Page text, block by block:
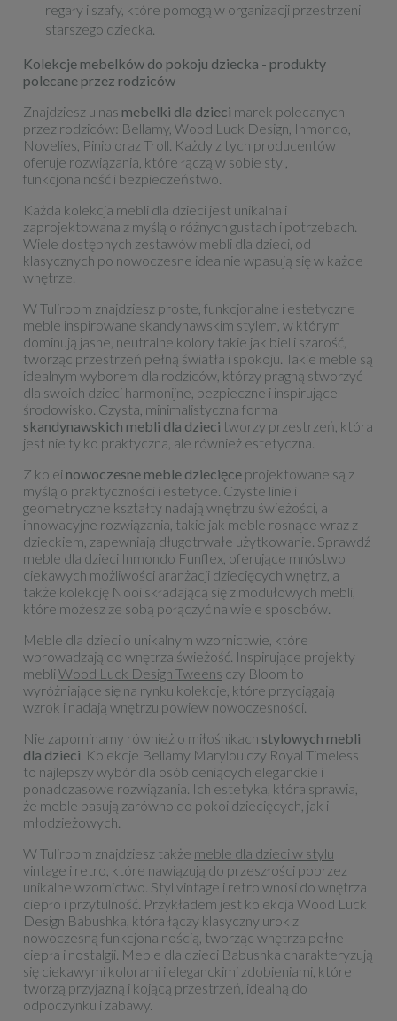
regały i szafy, które pomogą w organizacji przestrzeni
starszego dziecka.
Kolekcje mebelków do pokoju dziecka - produkty
polecane przez rodziców
Znajdziesz u nas mebelki dla dzieci marek polecanych
przez rodziców: Bellamy, Wood Luck Design, Inmondo,
Novelies, Pinio oraz Troll. Każdy z tych producentów
oferuje rozwiązania, które łączą w sobie styl,
funkcjonalność i bezpieczeństwo.
Każda kolekcja mebli dla dzieci jest unikalna i
zaprojektowana z myślą o różnych gustach i potrzebach.
Wiele dostępnych zestawów mebli dla dzieci, od
klasycznych po nowoczesne idealnie wpasują się w każde
wnętrze.
W Tuliroom znajdziesz proste, funkcjonalne i estetyczne
meble inspirowane skandynawskim stylem, w którym
dominują jasne, neutralne kolory takie jak biel i szarość,
tworząc przestrzeń pełną światła i spokoju. Takie meble są
idealnym wyborem dla rodziców, którzy pragną stworzyć
dla swoich dzieci harmonijne, bezpieczne i inspirujące
środowisko. Czysta, minimalistyczna forma
skandynawskich mebli dla dzieci tworzy przestrzeń, która
jest nie tylko praktyczna, ale również estetyczna.
Z kolei nowoczesne meble dziecięce projektowane są z
myślą o praktyczności i estetyce. Czyste linie i
geometryczne kształty nadają wnętrzu świeżości, a
innowacyjne rozwiązania, takie jak meble rosnące wraz z
dzieckiem, zapewniają długotrwałe użytkowanie. Sprawdź
meble dla dzieci Inmondo Funflex , oferujące mnóstwo
ciekawych możliwości aranżacji dziecięcych wnętrz, a
także kolekcję Nooi składającą się z modułowych mebli,
które możesz ze sobą połączyć na wiele sposobów.
Meble dla dzieci o unikalnym wzornictwie, które
wprowadzają do wnętrza świeżość. Inspirujące projekty
mebliWood Luck Design Tweens czy Bloom to
wyróżniające się na rynku kolekcje, które przyciągają
wzrok i nadają wnętrzu powiew nowoczesności.
Nie zapominamy również o miłośnikach stylowych mebli
dla dzieci. Kolekcje Bellamy Marylou czy Royal Timeless
to najlepszy wybór dla osób ceniących eleganckie i
ponadczasowe rozwiązania. Ich estetyka, która sprawia,
że meble pasują zarówno do pokoi dziecięcych, jak i
młodzieżowych.
W Tuliroom znajdziesz także meble dla dzieci w stylu
vintage i retro, które nawiązują do przeszłości poprzez
unikalne wzornictwo. Styl vintage i retro wnosi do wnętrza
ciepło i przytulność. Przykładem jest kolekcja Wood Luck
Design Babushka , która łączy klasyczny urok z
nowoczesną funkcjonalnością, tworząc wnętrza pełne
ciepła i nostalgii. Meble dla dzieci Babushka charakteryzują
się ciekawymi kolorami i eleganckimi zdobieniami, które
tworzą przyjazną i kojącą przestrzeń, idealną do
odpoczynku i zabawy.